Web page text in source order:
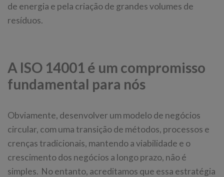
de energia e pela criação de grandes volumes de
resíduos.
A ISO 14001 é um compromisso
fundamental para nós
Obviamente, desenvolver um modelo de negócios
circular, com uma transição de métodos, processos e
crenças tradicionais, mantendo a viabilidade e o
crescimento dos negócios a longo prazo, não é
simples. No entanto, acreditamos que essa estratégia